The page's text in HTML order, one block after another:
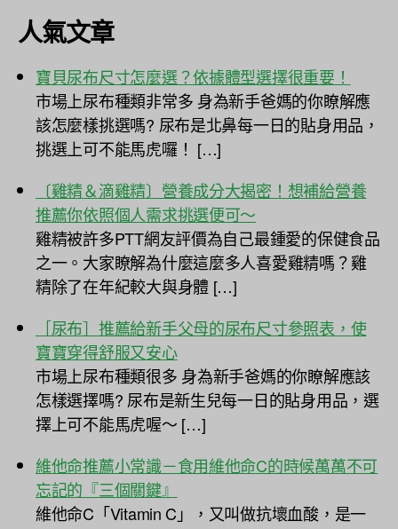
人氣文章
寶貝尿布尺寸怎麼選？依據體型選擇很重要！
市場上尿布種類非常多 身為新手爸媽的你瞭解應
該怎麼樣挑選嗎? 尿布是北鼻每一日的貼身用品，
挑選上可不能馬虎囉！ […]
〔雞精＆滴雞精〕營養成分大揭密！想補給營養
推薦你依照個人需求挑選便可～
雞精被許多PTT網友評價為自己最鍾愛的保健食品
之一。大家瞭解為什麼這麼多人喜愛雞精嗎？雞
精除了在年紀較大與身體 […]
［尿布］推薦給新手父母的尿布尺寸參照表，使
寶寶穿得舒服又安心
市場上尿布種類很多 身為新手爸媽的你瞭解應該
怎樣選擇嗎? 尿布是新生兒每一日的貼身用品，選
擇上可不能馬虎喔～ […]
維他命推薦小常識－食用維他命C的時候萬萬不可
忘記的『三個關鍵』
維他命C「Vitamin C」，又叫做抗壞血酸，是一